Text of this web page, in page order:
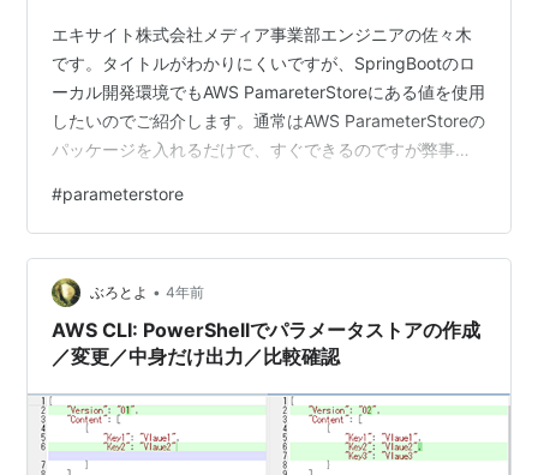
エキサイト株式会社メディア事業部エンジニアの佐々木
です。タイトルがわかりにくいですが、SpringBootのロ
ーカル開発環境でもAWS PamareterStoreにある値を使用
したいのでご紹介します。通常はAWS ParameterStoreの
パッケージを入れるだけで、すぐできるのですが弊事業
($HOME/.aws配下に設定を書かないです)このAWS SSO
の場合の設定が割となかったので書きます。 前提 $ java
--version openjdk 21.0.3 2024-04-16 LTS OpenJDK
Runtime Environmen…
#parameterstore
ぶろとよ • 4年前
AWS CLI: PowerShellでパラメータストアの作成
／変更／中身だけ出力／比較確認